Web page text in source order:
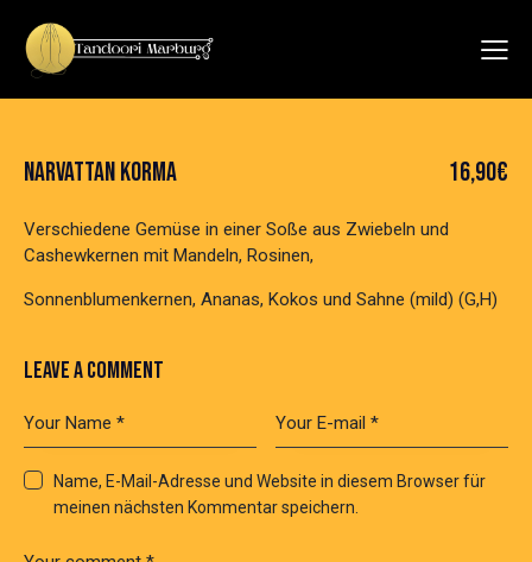
NARVATTAN KORMA 16,90€
Verschiedene Gemüse in einer Soße aus Zwiebeln und
Cashewkernen mit Mandeln, Rosinen,
Sonnenblumenkernen, Ananas, Kokos und Sahne (mild) (G,H)
LEAVE A COMMENT
Name, E-Mail-Adresse und Website in diesem Browser für
meinen nächsten Kommentar speichern.